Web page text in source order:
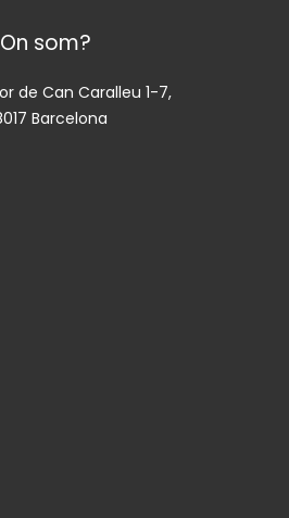
On som?
de Can Caralleu 1-7,
Barcelona